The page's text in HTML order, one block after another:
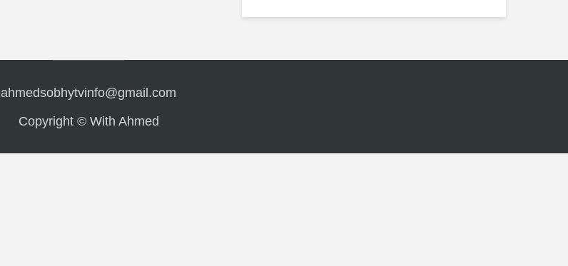
ahmedsobhytvinfo@gmail.com
Copyright © With Ahmed